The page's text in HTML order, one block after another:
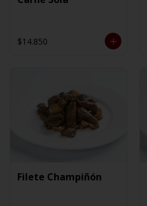
$14.850
Filete Champiñón